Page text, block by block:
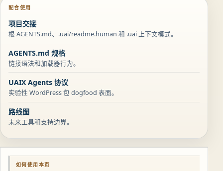
配合使用
项目交接
根 AGENTS.md、.uai/readme.human 和 .uai 上下文模式。
AGENTS.md 规格
链接语法和加载器行为。
UAIX Agents 协议
实验性 WordPress 包 dogfood 表面。
路线图
未来工具和支持边界。
如何使用本页